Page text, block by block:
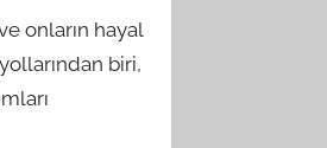
onların hayal
biri,